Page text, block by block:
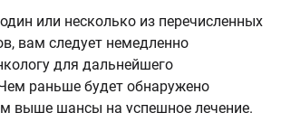
или несколько из перечисленных
вам следует немедленно
для дальнейшего
раньше будет обнаружено
выше шансы на успешное лечение.